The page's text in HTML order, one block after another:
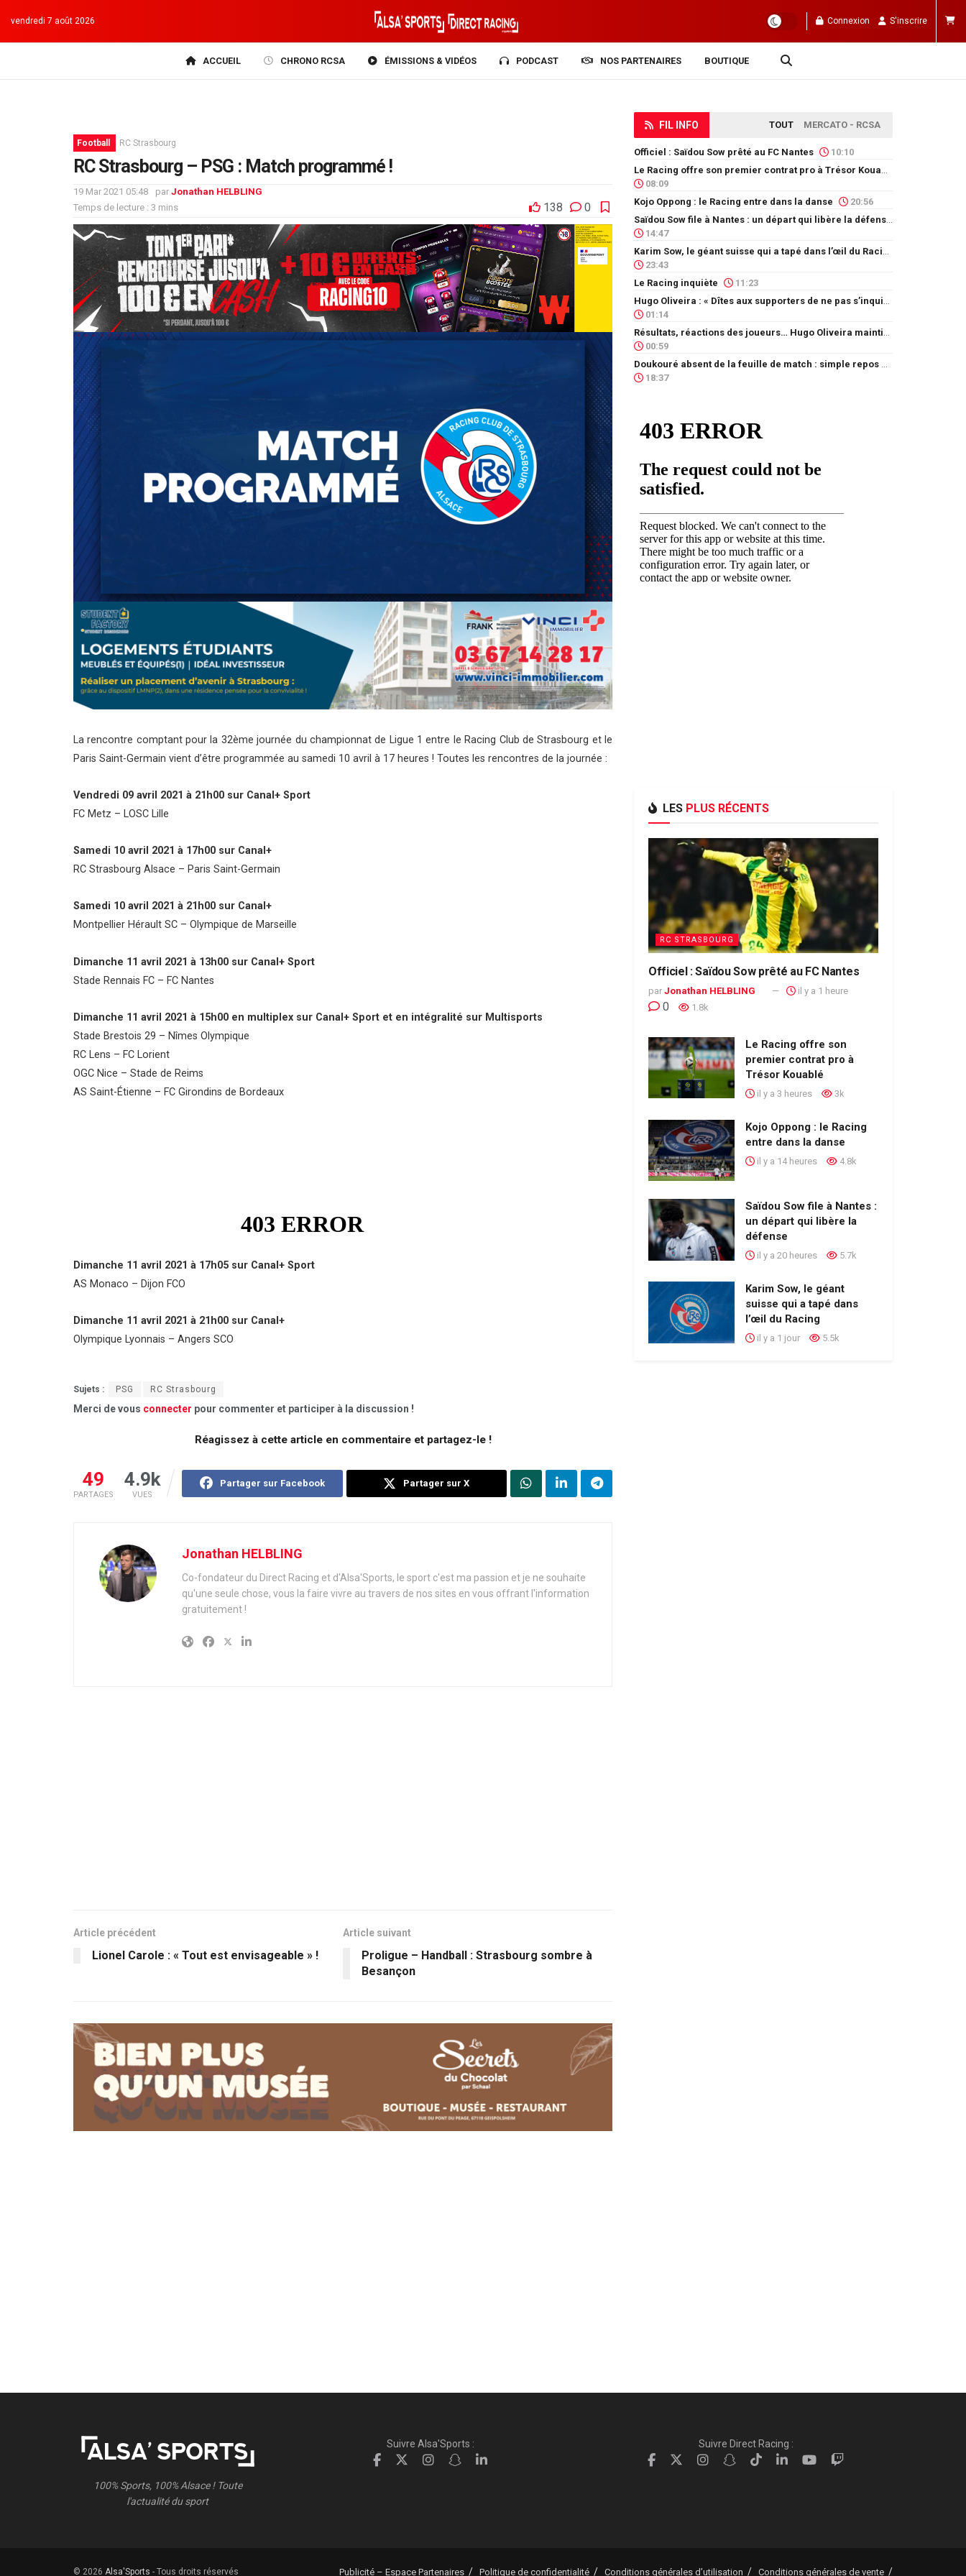
vendredi 7 août 2026 Connexion S'inscrire
ACCUEIL CHRONO RCSA ÉMISSIONS & VIDÉOS PODCAST NOS PARTENAIRES BOUTIQUE
Football RC Strasbourg
RC Strasbourg – PSG : Match programmé !
19 Mar 2021 05:48 par Jonathan HELBLING
Temps de lecture : 3 mins
138 0
La rencontre comptant pour la 32ème journée du championnat de Ligue 1 entre le Racing Club de Strasbourg et le
Paris Saint-Germain vient d’être programmée au samedi 10 avril à 17 heures ! Toutes les rencontres de la journée :
Vendredi 09 avril 2021 à 21h00 sur Canal+ Sport
FC Metz – LOSC Lille
Samedi 10 avril 2021 à 17h00 sur Canal+
RC Strasbourg Alsace – Paris Saint-Germain
Samedi 10 avril 2021 à 21h00 sur Canal+
Montpellier Hérault SC – Olympique de Marseille
Dimanche 11 avril 2021 à 13h00 sur Canal+ Sport
Stade Rennais FC – FC Nantes
Dimanche 11 avril 2021 à 15h00 en multiplex sur Canal+ Sport et en intégralité sur Multisports
Stade Brestois 29 – Nîmes Olympique
RC Lens – FC Lorient
OGC Nice – Stade de Reims
AS Saint-Étienne – FC Girondins de Bordeaux
Dimanche 11 avril 2021 à 17h05 sur Canal+ Sport
AS Monaco – Dijon FCO
Dimanche 11 avril 2021 à 21h00 sur Canal+
Olympique Lyonnais – Angers SCO
Sujets : PSG RC Strasbourg
Merci de vous connecter pour commenter et participer à la discussion !
Réagissez à cette article en commentaire et partagez-le !
49
PARTAGES
4.9k
VUES
Partager sur Facebook Partager sur X
Jonathan HELBLING
Co-fondateur du Direct Racing et d'Alsa'Sports, le sport c'est ma passion et je ne souhaite
qu'une seule chose, vous la faire vivre au travers de nos sites en vous offrant l'information
gratuitement !
Article précédent
Lionel Carole : « Tout est envisageable » !
Article suivant
Proligue – Handball : Strasbourg sombre à
Besançon
FIL INFO TOUT MERCATO - RCSA
Officiel : Saïdou Sow prêté au FC Nantes 10:10
08:09
Kojo Oppong : le Racing entre dans la danse
20:56
14:47
23:43
Le Racing inquiète
11:23
01:14
00:59
18:37
LES PLUS RÉCENTS
RC STRASBOURG
Officiel : Saïdou Sow prêté au FC Nantes
par Jonathan HELBLING il y a 1 heure
0 1.8k
Le Racing offre son
premier contrat pro à
Trésor Kouablé
il y a 3 heures 3k
Kojo Oppong : le Racing
entre dans la danse
il y a 14 heures 4.8k
Saïdou Sow file à Nantes :
un départ qui libère la
défense
il y a 20 heures 5.7k
Karim Sow, le géant
suisse qui a tapé dans
l’œil du Racing
il y a 1 jour 5.5k
100% Sports, 100% Alsace ! Toute
l'actualité du sport
Suivre Alsa'Sports : Suivre Direct Racing :
© 2026 Alsa'Sports - Tous droits réservés Publicité – Espace Partenaires Politique de confidentialité Conditions générales d’utilisation Conditions générales de vente